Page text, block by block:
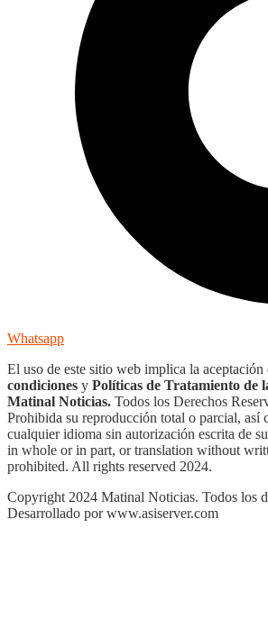
Whatsapp
El uso de este sitio web implica la aceptación
condiciones y Políticas de Tratamiento de
Matinal Noticias. Todos los Derechos
Prohibida su reproducción total o parcial, así
cualquier idioma sin autorización escrita de
in whole or in part, or translation without
prohibited. All rights reserved 2024.
Copyright 2024 Matinal Noticias. Todos los
Desarrollado por www.asiserver.com